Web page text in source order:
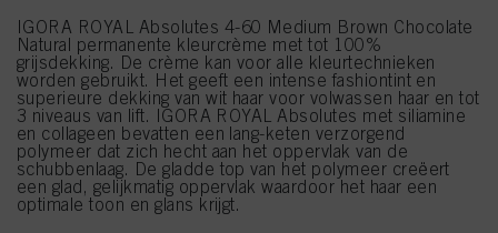
IGORA ROYAL Absolutes 4-60 Medium Brown Chocolate
Natural permanente kleurcrème met tot 100%
grijsdekking. De crème kan voor alle kleurtechnieken
worden gebruikt. Het geeft een intense fashiontint en
superieure dekking van wit haar voor volwassen haar en tot
3 niveaus van lift. IGORA ROYAL Absolutes met siliamine
en collageen bevatten een lang-keten verzorgend
polymeer dat zich hecht aan het oppervlak van de
schubbenlaag. De gladde top van het polymeer creëert
een glad, gelijkmatig oppervlak waardoor het haar een
optimale toon en glans krijgt.